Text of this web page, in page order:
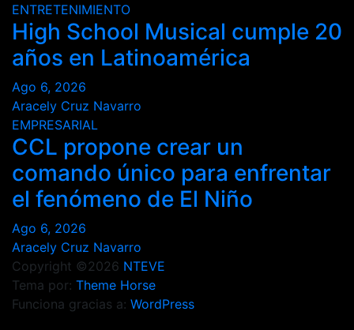
ENTRETENIMIENTO
High School Musical cumple 20
años en Latinoamérica
Ago 6, 2026
Aracely Cruz Navarro
EMPRESARIAL
CCL propone crear un
comando único para enfrentar
el fenómeno de El Niño
Ago 6, 2026
Aracely Cruz Navarro
Copyright ©2026 NTEVE
Tema por: Theme Horse
Funciona gracias a: WordPress